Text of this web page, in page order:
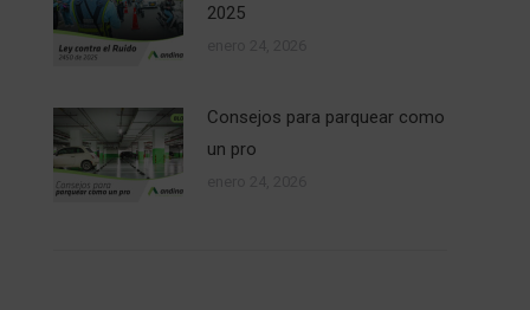
2025
Consejos para parquear como
un pro